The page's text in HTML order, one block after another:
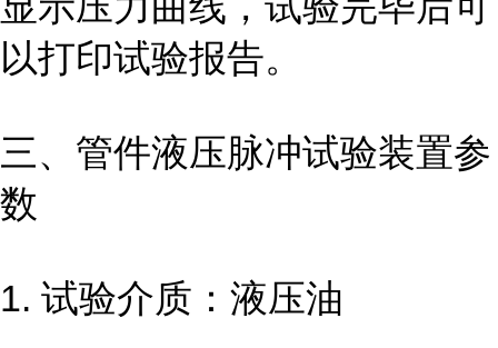
以打印试验报告。
三、管件液压脉冲试验装置参
数
1. 试验介质：液压油